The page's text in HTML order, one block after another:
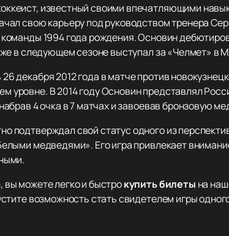
известный своими впечатляющими
свою карьеру под руководством тренера
1994 года рождения. Основин
в следующем сезоне выступал за «Челмет» в
декабря 2012 года в матче против
уровне. В 2014 году Основин представлял
4 очка в 7 матчах и завоевав бронзовую
подтверждал свой статус одного из
медведями». Его игра привлекает
можете легко и быстрокупить билеты на
возможность стать свидетелем игры